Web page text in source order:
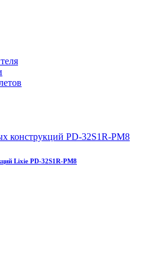
Lixie PD-32S1R-PM8